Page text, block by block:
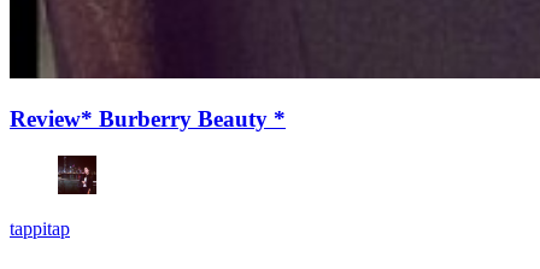
Review* Burberry Beauty *
tappitap